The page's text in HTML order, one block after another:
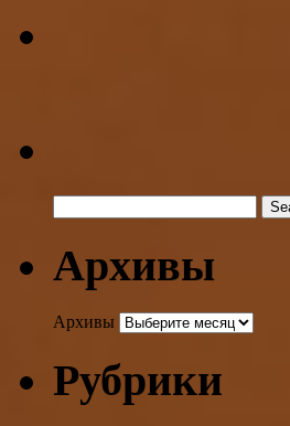
Архивы
Архивы
Рубрики